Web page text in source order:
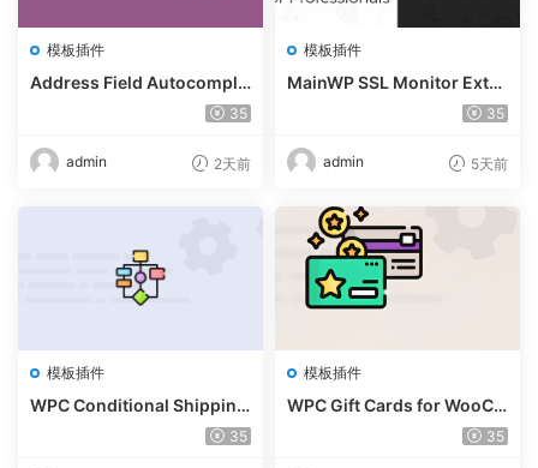
模板插件
Address Field Autocomple
te For WooCommerce v1.3.
35
admin 2天前
模板插件
MainWP SSL Monitor Exte
35
admin 5天前
模板插件
WPC Conditional Shipping
& Payments (Premium) v1.
35
模板插件
WPC Gift Cards for WooCo
mmerce (Premium) v1.0.235